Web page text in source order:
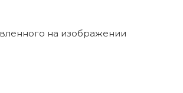
на изображении